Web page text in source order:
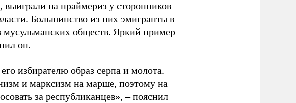
на праймериз у сторонников
Большинство из них эмигранты в
мусульманских обществ. Яркий пример
он.
избирателю образ серпа и молота.
и марксизм на марше, поэтому на
за республиканцев», – пояснил